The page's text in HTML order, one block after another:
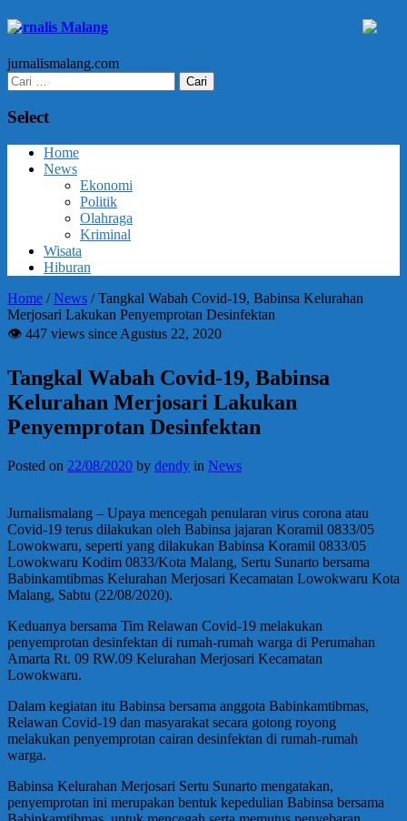
Jurnalis Malang
jurnalismalang.com
Cari
untuk:
Select
Home
News
Ekonomi
Politik
Olahraga
Kriminal
Wisata
Hiburan
Home /News /Tangkal Wabah Covid-19, Babinsa Kelurahan
Merjosari Lakukan Penyemprotan Desinfektan
👁 447 views since Agustus 22, 2020
Tangkal Wabah Covid-19, Babinsa
Kelurahan Merjosari Lakukan
Penyemprotan Desinfektan
Posted on 22/08/2020 by dendy in News
Jurnalismalang – Upaya mencegah penularan virus corona atau
Covid-19 terus dilakukan oleh Babinsa jajaran Koramil 0833/05
Lowokwaru, seperti yang dilakukan Babinsa Koramil 0833/05
Lowokwaru Kodim 0833/Kota Malang, Sertu Sunarto bersama
Babinkamtibmas Kelurahan Merjosari Kecamatan Lowokwaru Kota
Malang, Sabtu (22/08/2020).
Keduanya bersama Tim Relawan Covid-19 melakukan
penyemprotan desinfektan di rumah-rumah warga di Perumahan
Amarta Rt. 09 RW.09 Kelurahan Merjosari Kecamatan
Lowokwaru.
Dalam kegiatan itu Babinsa bersama anggota Babinkamtibmas,
Relawan Covid-19 dan masyarakat secara gotong royong
melakukan penyemprotan cairan desinfektan di rumah-rumah
warga.
Babinsa Kelurahan Merjosari Sertu Sunarto mengatakan,
penyemprotan ini merupakan bentuk kepedulian Babinsa bersama